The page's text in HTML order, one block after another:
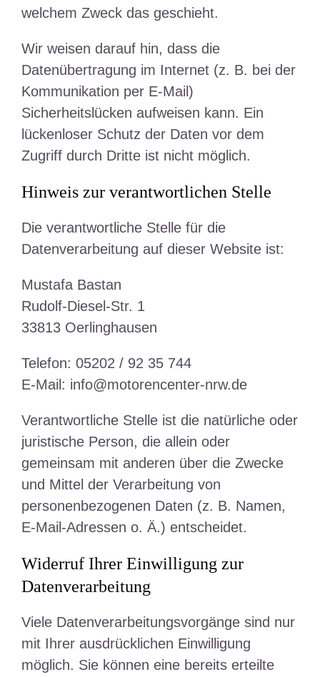
welchem Zweck das geschieht.
Wir weisen darauf hin, dass die
Datenübertragung im Internet (z. B. bei der
Kommunikation per E-Mail)
Sicherheitslücken aufweisen kann. Ein
lückenloser Schutz der Daten vor dem
Zugriff durch Dritte ist nicht möglich.
Hinweis zur verantwortlichen Stelle
Die verantwortliche Stelle für die
Datenverarbeitung auf dieser Website ist:
Mustafa Bastan
Rudolf-Diesel-Str. 1
33813 Oerlinghausen
Telefon: 05202 / 92 35 744
E-Mail: info@motorencenter-nrw.de
Verantwortliche Stelle ist die natürliche oder
juristische Person, die allein oder
gemeinsam mit anderen über die Zwecke
und Mittel der Verarbeitung von
personenbezogenen Daten (z. B. Namen,
E-Mail-Adressen o. Ä.) entscheidet.
Widerruf Ihrer Einwilligung zur
Datenverarbeitung
Viele Datenverarbeitungsvorgänge sind nur
mit Ihrer ausdrücklichen Einwilligung
möglich. Sie können eine bereits erteilte